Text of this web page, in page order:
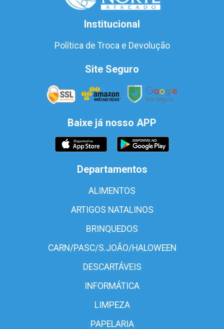
Institucional
Política de Troca e Devolução
Site Seguro
Baixe já nosso APP
Departamentos
ALIMENTOS
ARTIGOS NATALINOS
BRINQUEDOS
CARN/PASC/S.JOÃO/HALOWEEN
DESCARTÁVEIS
INFORMÁTICA
LIMPEZA
PAPELARIA